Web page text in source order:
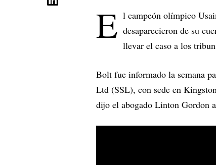
E l campeón olímpico
desaparecieron de su
llevar el caso a los
Bolt fue informado la semana
Ltd (SSL), con sede en
dijo el abogado Linton Gordon